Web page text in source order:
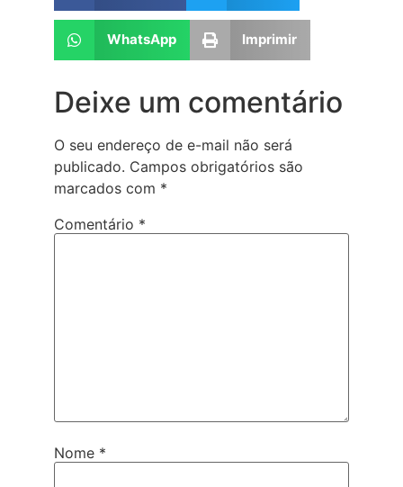
WhatsApp Imprimir
Deixe um comentário
O seu endereço de e-mail não será
publicado. Campos obrigatórios são
marcados com *
Comentário *
Nome *